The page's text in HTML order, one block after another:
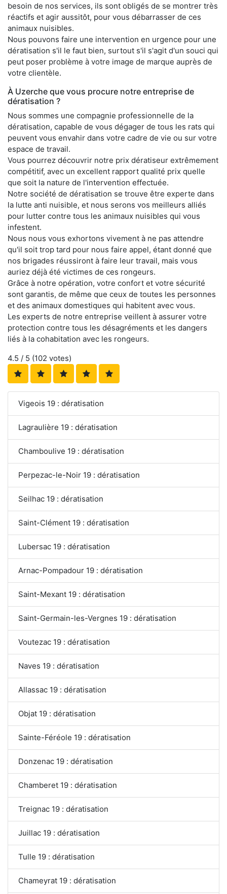
besoin de nos services, ils sont obligés de se montrer très
réactifs et agir aussitôt, pour vous débarrasser de ces
animaux nuisibles.
Nous pouvons faire une intervention en urgence pour une
dératisation s'il le faut bien, surtout s'il s'agit d'un souci qui
peut poser problème à votre image de marque auprès de
votre clientèle.
À Uzerche que vous procure notre entreprise de
dératisation ?
Nous sommes une compagnie professionnelle de la
dératisation, capable de vous dégager de tous les rats qui
peuvent vous envahir dans votre cadre de vie ou sur votre
espace de travail.
Vous pourrez découvrir notre prix dératiseur extrêmement
compétitif, avec un excellent rapport qualité prix quelle
que soit la nature de l'intervention effectuée.
Notre société de dératisation se trouve être experte dans
la lutte anti nuisible, et nous serons vos meilleurs alliés
pour lutter contre tous les animaux nuisibles qui vous
infestent.
Nous nous vous exhortons vivement à ne pas attendre
qu'il soit trop tard pour nous faire appel, étant donné que
nos brigades réussiront à faire leur travail, mais vous
auriez déjà été victimes de ces rongeurs.
Grâce à notre opération, votre confort et votre sécurité
sont garantis, de même que ceux de toutes les personnes
et des animaux domestiques qui habitent avec vous.
Les experts de notre entreprise veillent à assurer votre
protection contre tous les désagréments et les dangers
liés à la cohabitation avec les rongeurs.
4.5 / 5 (102 votes)
Vigeois 19 : dératisation
Lagraulière 19 : dératisation
Chamboulive 19 : dératisation
Perpezac-le-Noir 19 : dératisation
Seilhac 19 : dératisation
Saint-Clément 19 : dératisation
Lubersac 19 : dératisation
Arnac-Pompadour 19 : dératisation
Saint-Mexant 19 : dératisation
Saint-Germain-les-Vergnes 19 : dératisation
Voutezac 19 : dératisation
Naves 19 : dératisation
Allassac 19 : dératisation
Objat 19 : dératisation
Sainte-Féréole 19 : dératisation
Donzenac 19 : dératisation
Chamberet 19 : dératisation
Treignac 19 : dératisation
Juillac 19 : dératisation
Tulle 19 : dératisation
Chameyrat 19 : dératisation